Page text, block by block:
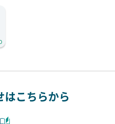
はこちらから